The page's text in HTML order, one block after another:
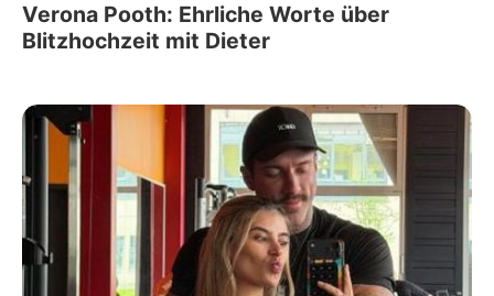
Verona Pooth: Ehrliche Worte über
Blitzhochzeit mit Dieter